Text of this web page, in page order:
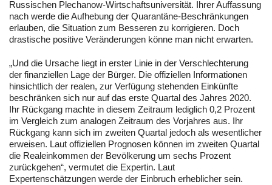
Russischen Plechanow-Wirtschaftsuniversität. Ihrer Auffassung
nach werde die Aufhebung der Quarantäne-Beschränkungen
erlauben, die Situation zum Besseren zu korrigieren. Doch
drastische positive Veränderungen könne man nicht erwarten.
„Und die Ursache liegt in erster Linie in der Verschlechterung
der finanziellen Lage der Bürger. Die offiziellen Informationen
hinsichtlich der realen, zur Verfügung stehenden Einkünfte
beschränken sich nur auf das erste Quartal des Jahres 2020.
Ihr Rückgang machte in diesem Zeitraum lediglich 0,2 Prozent
im Vergleich zum analogen Zeitraum des Vorjahres aus. Ihr
Rückgang kann sich im zweiten Quartal jedoch als wesentlicher
erweisen. Laut offiziellen Prognosen können im zweiten Quartal
die Realeinkommen der Bevölkerung um sechs Prozent
zurückgehen“, vermutet die Expertin. Laut
Expertenschätzungen werde der Einbruch erheblicher sein.